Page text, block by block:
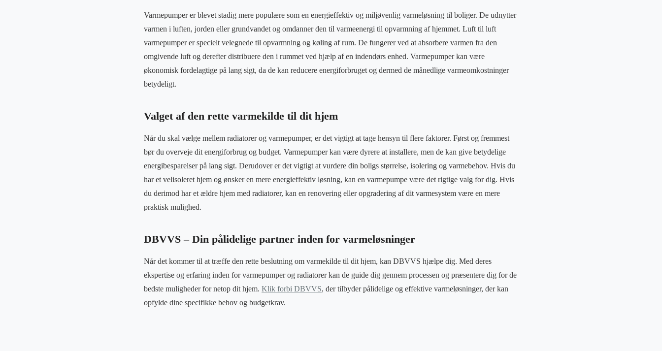
Varmepumper er blevet stadig mere populære som en energieffektiv og miljøvenlig varmeløsning til boliger. De udnytter
varmen i luften, jorden eller grundvandet og omdanner den til varmeenergi til opvarmning af hjemmet. Luft til luft
varmepumper er specielt velegnede til opvarmning og køling af rum. De fungerer ved at absorbere varmen fra den
omgivende luft og derefter distribuere den i rummet ved hjælp af en indendørs enhed. Varmepumper kan være
økonomisk fordelagtige på lang sigt, da de kan reducere energiforbruget og dermed de månedlige varmeomkostninger
betydeligt.
Valget af den rette varmekilde til dit hjem
Når du skal vælge mellem radiatorer og varmepumper, er det vigtigt at tage hensyn til flere faktorer. Først og fremmest
bør du overveje dit energiforbrug og budget. Varmepumper kan være dyrere at installere, men de kan give betydelige
energibesparelser på lang sigt. Derudover er det vigtigt at vurdere din boligs størrelse, isolering og varmebehov. Hvis du
har et velisoleret hjem og ønsker en mere energieffektiv løsning, kan en varmepumpe være det rigtige valg for dig. Hvis
du derimod har et ældre hjem med radiatorer, kan en renovering eller opgradering af dit varmesystem være en mere
praktisk mulighed.
DBVVS – Din pålidelige partner inden for varmeløsninger
Når det kommer til at træffe den rette beslutning om varmekilde til dit hjem, kan DBVVS hjælpe dig. Med deres
ekspertise og erfaring inden for varmepumper og radiatorer kan de guide dig gennem processen og præsentere dig for de
bedste muligheder for netop dit hjem. Klik forbi DBVVS, der tilbyder pålidelige og effektive varmeløsninger, der kan
opfylde dine specifikke behov og budgetkrav.